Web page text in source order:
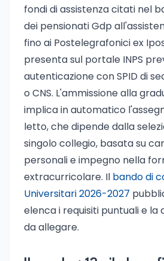
fondi di assistenza citati nel
dei pensionati Gdp
fino ai Postelegrafonici ex
presenta sul portale INPS
autenticazione con SPID di
o CNS. L'ammissione alla
implica in automatico
letto, che dipende dalla
singolo collegio, basata su
personali e impegno nella
extracurricolare. Il bando di
Universitari 2026-2027
elenca i requisiti puntuali e la
da allegare.